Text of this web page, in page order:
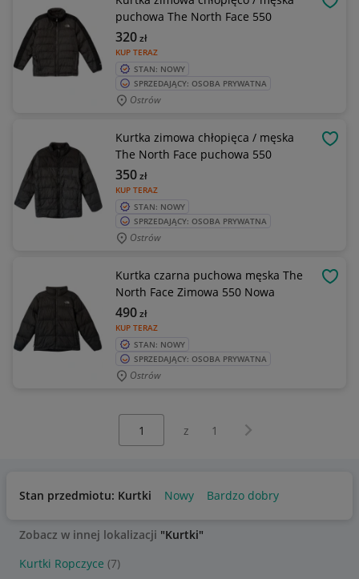
puchowa The North Face 550
KUP TERAZ
320zł
STAN: NOWY
SPRZEDAJĄCY: OSOBA PRYWATNA
Ostrów
Kurtka zimowa chłopięca / męska
The North Face puchowa 550
KUP TERAZ
350zł
STAN: NOWY
SPRZEDAJĄCY: OSOBA PRYWATNA
Ostrów
Kurtka czarna puchowa męska The
North Face Zimowa 550 Nowa
KUP TERAZ
490zł
STAN: NOWY
SPRZEDAJĄCY: OSOBA PRYWATNA
Ostrów
z 1 Następna strona
Stan przedmiotu: Kurtki Nowy Bardzo dobry
Zobacz w innej lokalizacji "Kurtki"
Kurtki Ropczyce (7)